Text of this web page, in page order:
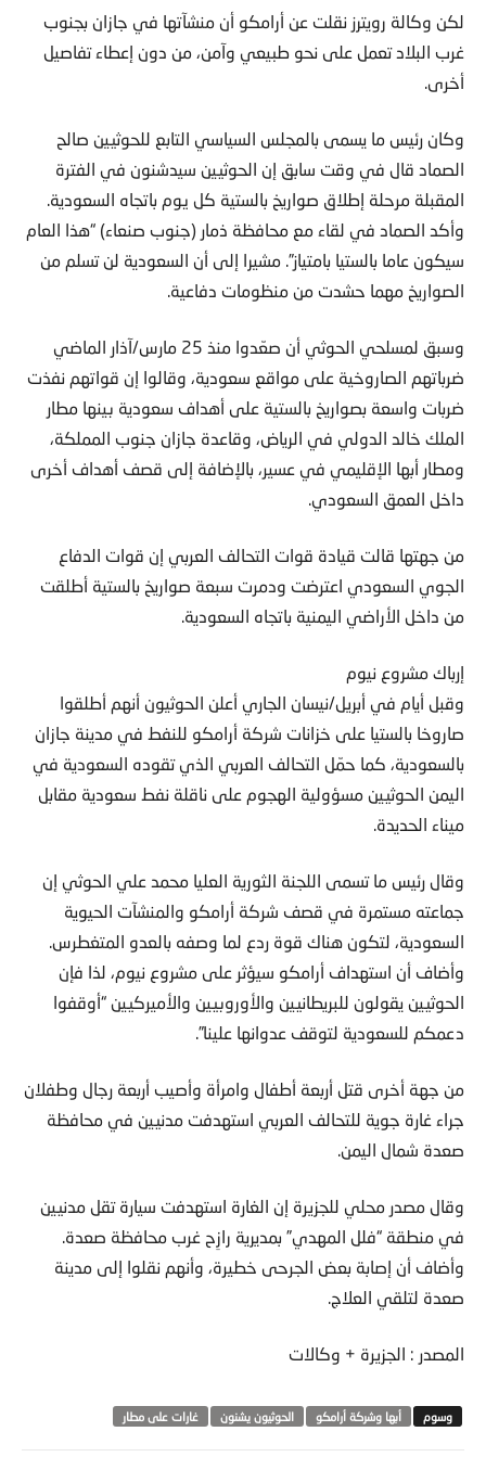
لكن وكالة رويترز نقلت عن أرامكو أن منشآتها في جازان بجنوب
غرب البلاد تعمل على نحو طبيعي وآمن، من دون إعطاء تفاصيل
أخرى.
وكان رئيس ما يسمى بالمجلس السياسي التابع للحوثيين صالح
الصماد قال في وقت سابق إن الحوثيين سيدشنون في الفترة
المقبلة مرحلة إطلاق صواريخ بالستية كل يوم باتجاه السعودية.
وأكد الصماد في لقاء مع محافظة ذمار (جنوب صنعاء) “هذا العام
سيكون عاما بالستيا بامتياز”. مشيرا إلى أن السعودية لن تسلم من
الصواريخ مهما حشدت من منظومات دفاعية.
وسبق لمسلحي الحوثي أن صعّدوا منذ 25 مارس/آذار الماضي
ضرباتهم الصاروخية على مواقع سعودية، وقالوا إن قواتهم نفذت
ضربات واسعة بصواريخ بالستية على أهداف سعودية بينها مطار
الملك خالد الدولي في الرياض، وقاعدة جازان جنوب المملكة،
ومطار أبها الإقليمي في عسير، بالإضافة إلى قصف أهداف أخرى
داخل العمق السعودي.
من جهتها قالت قيادة قوات التحالف العربي إن قوات الدفاع
الجوي السعودي اعترضت ودمرت سبعة صواريخ بالستية أطلقت
من داخل الأراضي اليمنية باتجاه ‫السعودية.
إرباك مشروع نيوم
وقبل أيام في أبريل/نيسان الجاري أعلن الحوثيون أنهم أطلقوا
صاروخا بالستيا على خزانات شركة أرامكو للنفط في مدينة جازان
بالسعودية، كما حمّل التحالف العربي الذي تقوده السعودية في
اليمن الحوثيين مسؤولية الهجوم على ناقلة نفط سعودية مقابل
ميناء الحديدة.
وقال رئيس ما تسمى اللجنة الثورية العليا محمد علي الحوثي إن
جماعته مستمرة في قصف شركة أرامكو والمنشآت الحيوية
السعودية، لتكون هناك قوة ردع لما وصفه بالعدو المتغطرس.
وأضاف أن استهداف أرامكو سيؤثر على مشروع نيوم، لذا فإن
الحوثيين يقولون للبريطانيين والأوروبيين والأميركيين “أوقفوا
دعمكم للسعودية لتوقف عدوانها علينا”.
من جهة أخرى قتل أربعة أطفال وامرأة وأصيب أربعة رجال وطفلان
جراء غارة جوية للتحالف العربي استهدفت مدنيين في محافظة
صعدة شمال اليمن.
وقال مصدر محلي للجزيرة إن الغارة استهدفت سيارة تقل مدنيين
في منطقة “فلل المهدي” بمديرية رازِح غرب محافظة صعدة.
وأضاف أن إصابة بعض الجرحى خطيرة، وأنهم نقلوا إلى مدينة
صعدة لتلقي العلاج.
المصدر : الجزيرة + وكالات
أبها وشركة أرامكو الحوثيون يشنون غارات على مطار